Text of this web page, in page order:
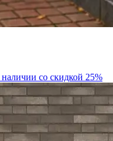
со скидкой 25%